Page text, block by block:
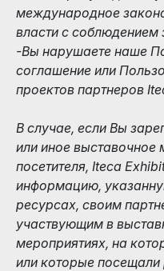
международное
власти с
-Вы нарушаете наше
соглашение или
проектов партнеров
В случае, если Вы
или иное выставочное
посетителя, Iteca
информацию,
ресурсах, своим
участвующим в
мероприятиях, на
или которые посещали